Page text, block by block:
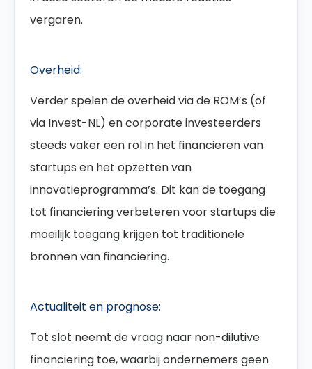
vergaren.
Overheid:
Verder spelen de overheid via de ROM’s (of
via Invest-NL) en corporate investeerders
steeds vaker een rol in het financieren van
startups en het opzetten van
innovatieprogramma’s. Dit kan de toegang
tot financiering verbeteren voor startups die
moeilijk toegang krijgen tot traditionele
bronnen van financiering.
Actualiteit en prognose:
Tot slot neemt de vraag naar non-dilutive
financiering toe, waarbij ondernemers geen